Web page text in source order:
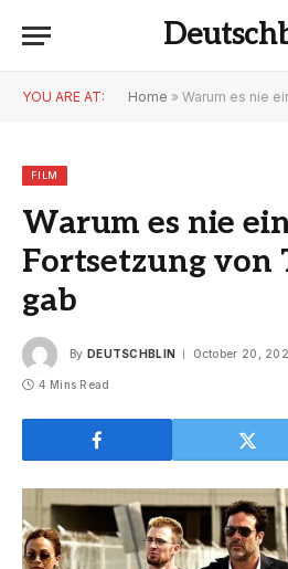
YOU ARE AT: Home » Warum es nie eine
FILM
Warum es nie
Fortsetzung von
gab
By DEUTSCHBLIN October 20,
4 Mins Read